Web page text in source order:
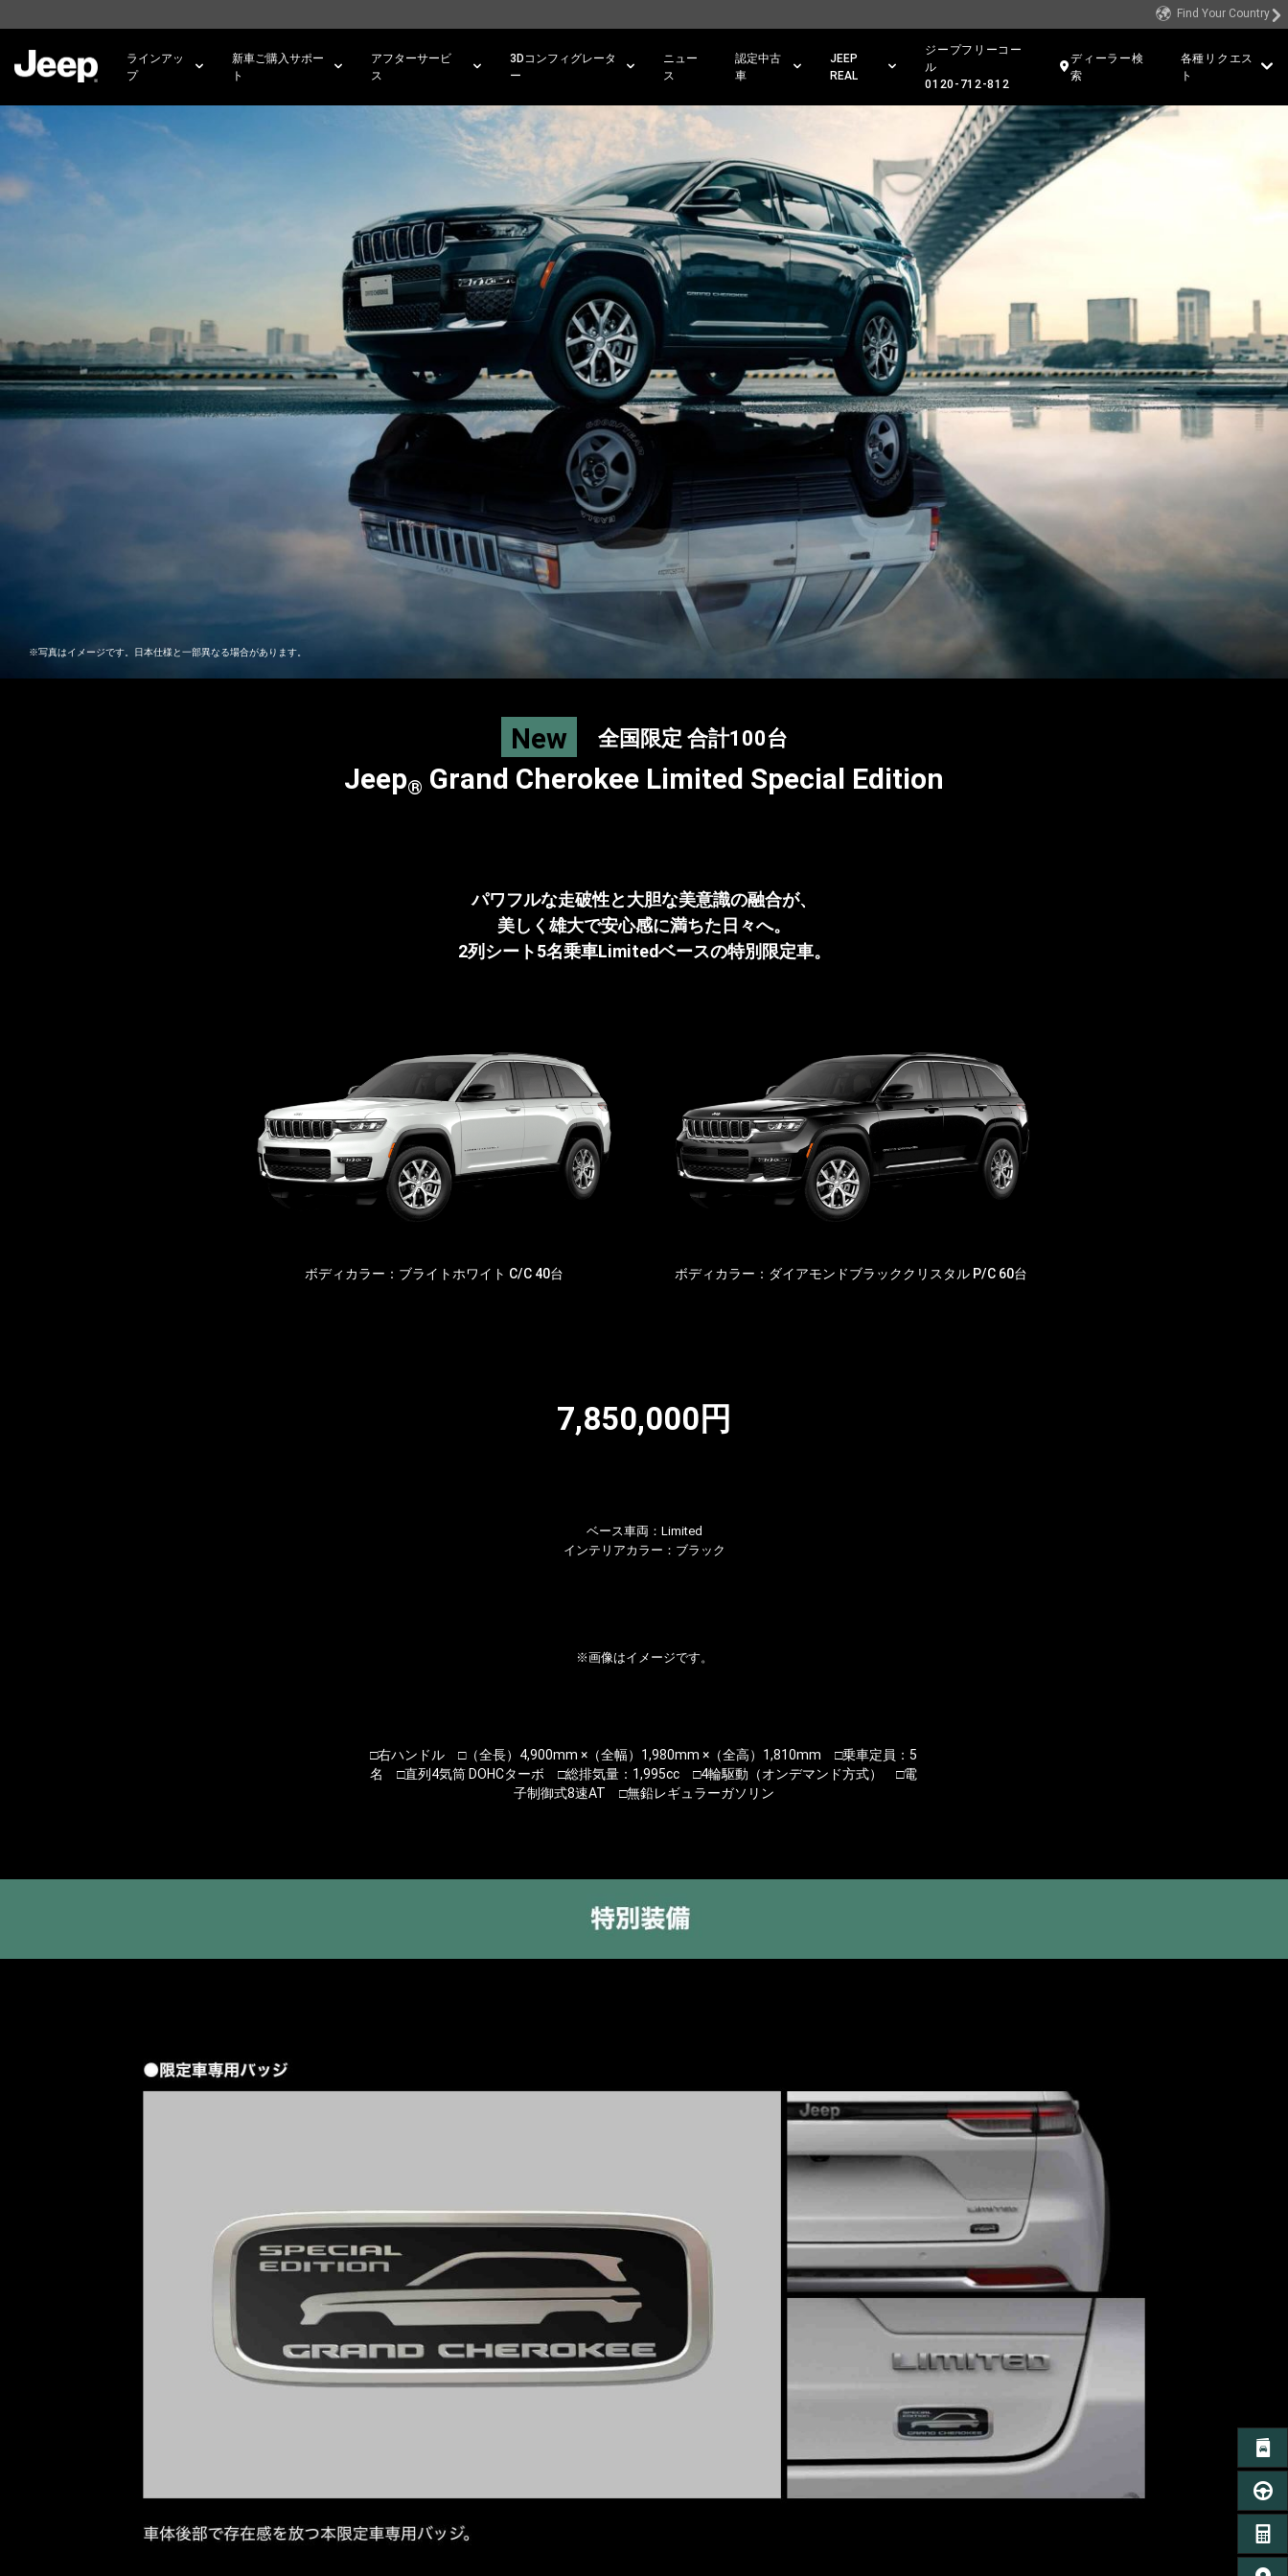
MAIN
Find Your Country
ラインアッ
プ
新車ご購入サポー
ト
アフターサービ
ス
3Dコンフィグレータ
ー
ニュー
ス
認定中古
車
JEEP
REAL
ジープフリーコー
ル
0120-712-812
ディーラー検
索
各種リクエス
ト
SKIP TO
NAVIGATION
※写真はイメージです。日本仕様と一部異なる場合があります。
カタ
ご
New 全国限定 合計100台
Jeep® Grand Cherokee Limited Special Edition
パワフルな走破性と大胆な美意識の融合が、
美しく雄大で安心感に満ちた日々へ。
2列シート5名乗車Limitedベースの特別限定車。
ボディカラー：ブライトホワイト C/C 40台 ボディカラー：ダイアモンドブラッククリスタル P/C 60台
7,850,000円
ベース車両：Limited
インテリアカラー：ブラック
※画像はイメージです。
□右ハンドル □（全長）4,900mm ×（全幅）1,980mm ×（全高）1,810mm □乗車定員：5
名 □直列4気筒 DOHCターボ □総排気量：1,995cc □4輪駆動（オンデマンド方式） □電
子制御式8速AT □無鉛レギュラーガソリン